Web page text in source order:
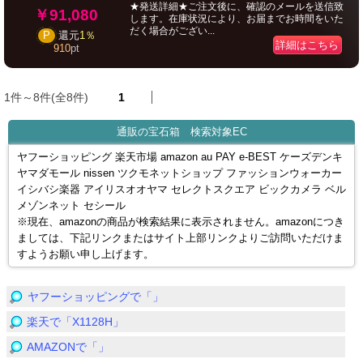
￥91,080
P 還元1％
910pt
★発送詳細★ご注文後に、確認のメールを送信致
します。在庫状況により、お届までお時間をいた
だく場合がござい...
詳細はこちら
1件～8件(全8件) 1
通販の宝石箱 検索対象EC
ヤフーショッピング 楽天市場 amazon au PAY e-BEST ケーズデンキ
ヤマダモール nissen ツクモネットショップ ファッションウォーカー
イシバシ楽器 アイリスオオヤマ セレクトスクエア ビックカメラ ベル
メゾンネット セシール
※現在、amazonの商品が検索結果に表示されません。amazonにつき
ましては、下記リンクまたはサイト上部リンクよりご訪問いただけま
すようお願い申し上げます。
ヤフーショッピングで「」
楽天で「X1128H」
AMAZONで「」